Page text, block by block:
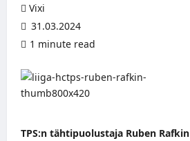
Vixi
31.03.2024
1 minute read
TPS:n tähtipuolustaja Ruben Rafkin